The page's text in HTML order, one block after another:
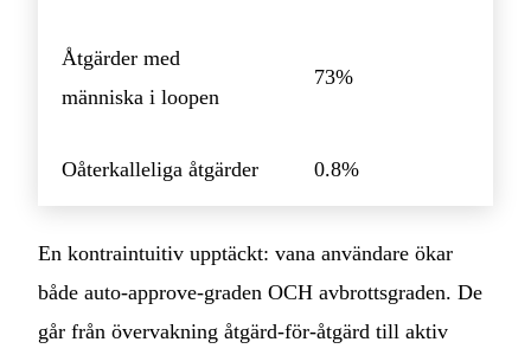
Åtgärder med
människa i loopen
73%
Oåterkalleliga åtgärder 0.8%
En kontraintuitiv upptäckt: vana användare ökar
både auto-approve-graden OCH avbrottsgraden. De
går från övervakning åtgärd-för-åtgärd till aktiv